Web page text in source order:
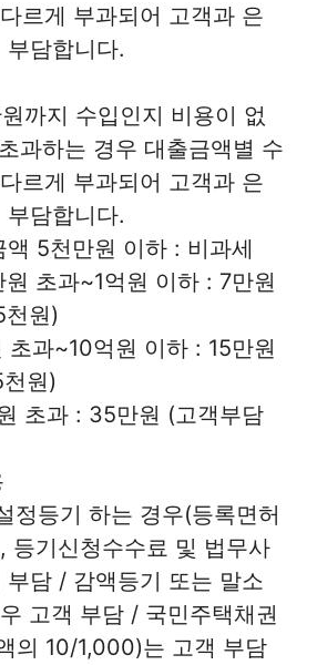
르게 부과되어 고객과 은
담합니다.
까지 수입인지 비용이 없
과하는 경우 대출금액별 수
르게 부과되어 고객과 은
담합니다.
5천만원 이하 : 비과세
초과~1억원 이하 : 7만원
원)
초과~10억원 이하 : 15만원
원)
초과 : 35만원 (고객부담
정등기 하는 경우(등록면허
등기신청수수료 및 법무사
부담 / 감액등기 또는 말소
고객 부담 / 국민주택채권
의 10/1,000)는 고객 부담